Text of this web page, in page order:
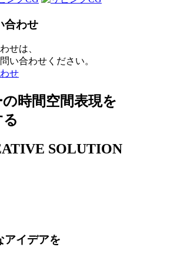
合わせ
せは、
い合わせください。
せ
時間空間表現を
SOLUTION
アイデアを